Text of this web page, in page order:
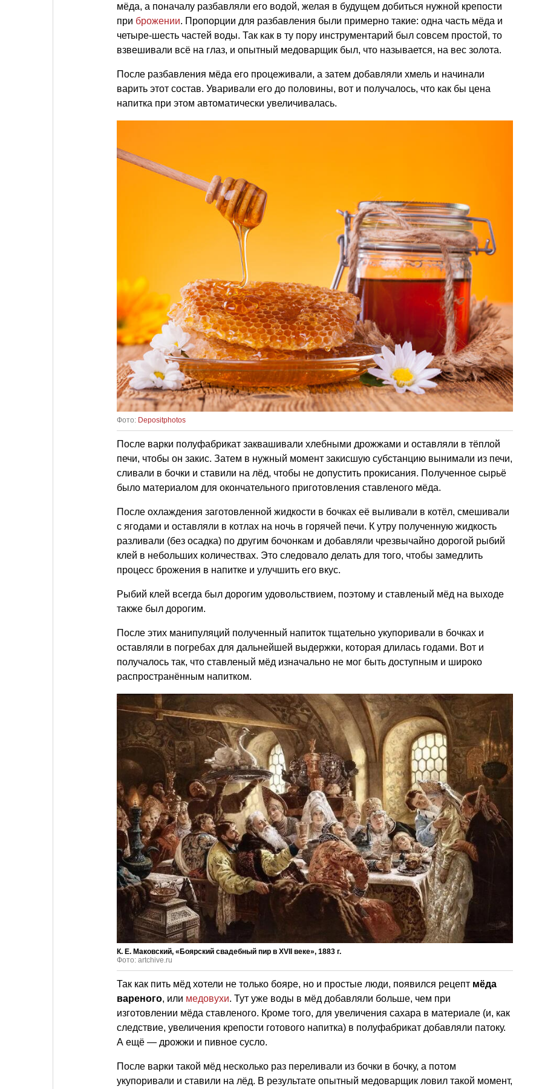
мёда, а поначалу разбавляли его водой, желая в будущем добиться нужной крепости
при брожении. Пропорции для разбавления были примерно такие: одна часть мёда и
четыре-шесть частей воды. Так как в ту пору инструментарий был совсем простой, то
взвешивали всё на глаз, и опытный медоварщик был, что называется, на вес золота.
После разбавления мёда его процеживали, а затем добавляли хмель и начинали
варить этот состав. Уваривали его до половины, вот и получалось, что как бы цена
напитка при этом автоматически увеличивалась.
Фото: Depositphotos
После варки полуфабрикат заквашивали хлебными дрожжами и оставляли в тёплой
печи, чтобы он закис. Затем в нужный момент закисшую субстанцию вынимали из печи,
сливали в бочки и ставили на лёд, чтобы не допустить прокисания. Полученное сырьё
было материалом для окончательного приготовления ставленого мёда.
После охлаждения заготовленной жидкости в бочках её выливали в котёл, смешивали
с ягодами и оставляли в котлах на ночь в горячей печи. К утру полученную жидкость
разливали (без осадка) по другим бочонкам и добавляли чрезвычайно дорогой рыбий
клей в небольших количествах. Это следовало делать для того, чтобы замедлить
процесс брожения в напитке и улучшить его вкус.
Рыбий клей всегда был дорогим удовольствием, поэтому и ставленый мёд на выходе
также был дорогим.
После этих манипуляций полученный напиток тщательно укупоривали в бочках и
оставляли в погребах для дальнейшей выдержки, которая длилась годами. Вот и
получалось так, что ставленый мёд изначально не мог быть доступным и широко
распространённым напитком.
К. Е. Маковский, «Боярский свадебный пир в XVII веке», 1883 г.
Фото: artchive.ru
Так как пить мёд хотели не только бояре, но и простые люди, появился рецепт мёда
вареного, или медовухи. Тут уже воды в мёд добавляли больше, чем при
изготовлении мёда ставленого. Кроме того, для увеличения сахара в материале (и, как
следствие, увеличения крепости готового напитка) в полуфабрикат добавляли патоку.
А ещё — дрожжи и пивное сусло.
После варки такой мёд несколько раз переливали из бочки в бочку, а потом
укупоривали и ставили на лёд. В результате опытный медоварщик ловил такой момент,